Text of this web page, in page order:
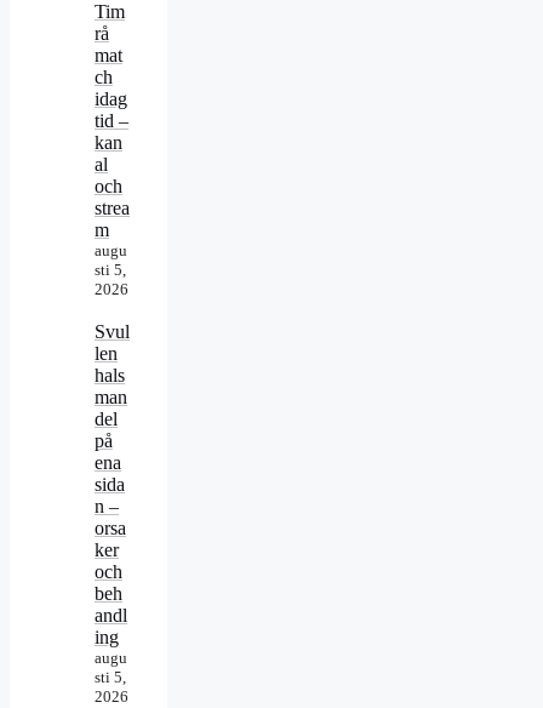
Tim
rå
mat
ch
idag
tid –
kan
al
och
strea
m
augu
sti 5,
2026
Svul
len
hals
man
del
på
ena
sida
n –
orsa
ker
och
beh
andl
ing
augu
sti 5,
2026